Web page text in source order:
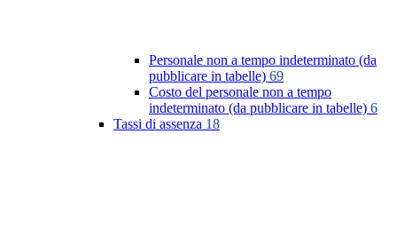
Personale non a tempo indeterminato (da
pubblicare in tabelle) 69
Costo del personale non a tempo
indeterminato (da pubblicare in tabelle) 6
Tassi di assenza 18